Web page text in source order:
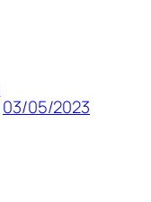
03/05/2023